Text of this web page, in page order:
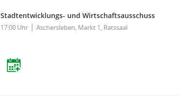
Stadtentwicklungs- und Wirtschaftsausschuss
17:00 Uhr Aschersleben, Markt 1, Ratssaal